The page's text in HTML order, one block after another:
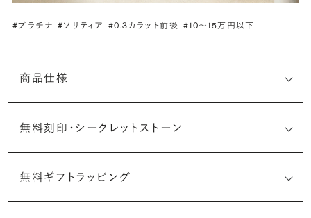
#プラチナ #ソリティア #0.3カラット前後 #10〜15万円以下
商品仕様
無料刻印・ シークレットストーン
刻印メッセージ：アルファベット6文字まで刻印可能
無料ギフトラッピング